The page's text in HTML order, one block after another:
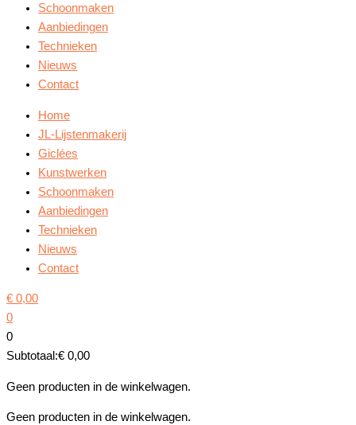
Schoonmaken
Aanbiedingen
Technieken
Nieuws
Contact
Home
JL-Lijstenmakerij
Giclées
Kunstwerken
Schoonmaken
Aanbiedingen
Technieken
Nieuws
Contact
€ 0,00
0
0
Subtotaal:€ 0,00
Geen producten in de winkelwagen.
Geen producten in de winkelwagen.